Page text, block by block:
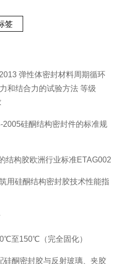
签
弹性体密封材料周期循环
和结合力的试验方法 等级
硅酮结构密封件的标准规
结构胶欧洲行业标准ETAG002
用硅酮结构密封胶技术性能指
至150℃（完全固化）
硅酮密封胶与反射玻璃、夹胶